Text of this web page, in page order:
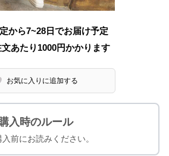
から7~28日でお届け予定
あたり 1000円かかります
お気に入りに追加する
入時のルール
前にお読みください。